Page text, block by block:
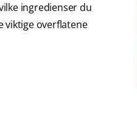
ingredienser du
viktige overflatene